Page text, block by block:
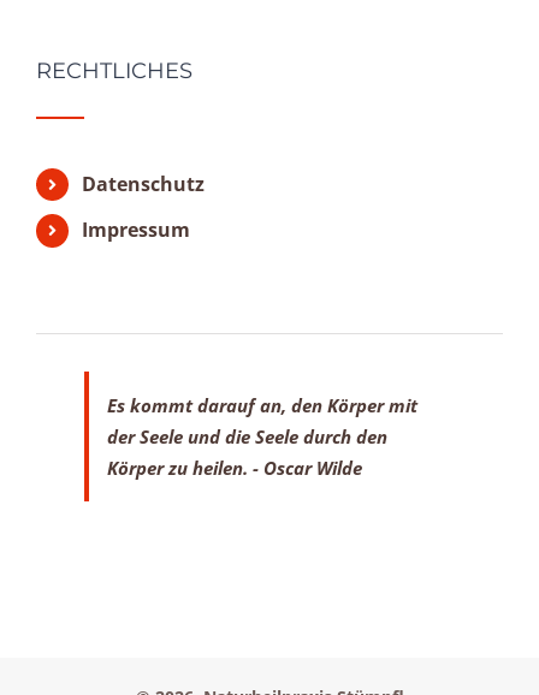
RECHTLICHES
Datenschutz
Impressum
Es kommt darauf an, den Körper mit
der Seele und die Seele durch den
Körper zu heilen. - Oscar Wilde